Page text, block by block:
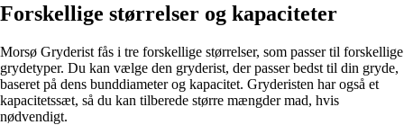
Forskellige størrelser og kapaciteter
Morsø Gryderist fås i tre forskellige størrelser, som passer til forskellige
grydetyper. Du kan vælge den gryderist, der passer bedst til din gryde,
baseret på dens bunddiameter og kapacitet. Gryderisten har også et
kapacitetssæt, så du kan tilberede større mængder mad, hvis
nødvendigt.